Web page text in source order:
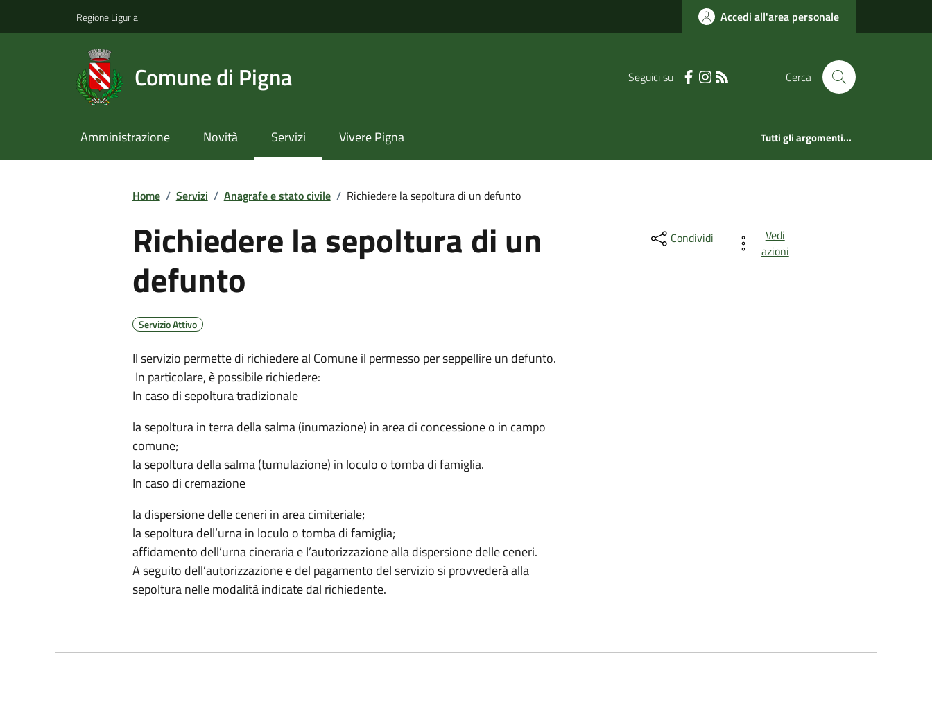
Regione Liguria Accedi all'area personale
Comune di Pigna Seguici su Cerca
Amministrazione Novità Servizi Vivere Pigna Tutti gli argomenti...
Home / Servizi / Anagrafe e stato civile / Richiedere la sepoltura di un defunto
Richiedere la sepoltura di un
defunto
Servizio Attivo
Il servizio permette di richiedere al Comune il permesso per seppellire un defunto.
In particolare, è possibile richiedere:
In caso di sepoltura tradizionale
la sepoltura in terra della salma (inumazione) in area di concessione o in campo
comune;
la sepoltura della salma (tumulazione) in loculo o tomba di famiglia.
In caso di cremazione
la dispersione delle ceneri in area cimiteriale;
la sepoltura dell’urna in loculo o tomba di famiglia;
affidamento dell’urna cineraria e l’autorizzazione alla dispersione delle ceneri.
A seguito dell’autorizzazione e del pagamento del servizio si provvederà alla
sepoltura nelle modalità indicate dal richiedente.
Condividi
Vedi
azioni